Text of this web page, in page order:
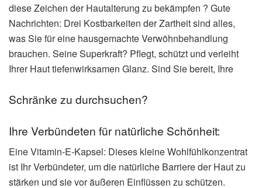
diese Zeichen der Hautalterung zu bekämpfen ? Gute
Nachrichten: Drei Kostbarkeiten der Zartheit sind alles,
was Sie für eine hausgemachte Verwöhnbehandlung
brauchen. Seine Superkraft? Pflegt, schützt und verleiht
Ihrer Haut tiefenwirksamen Glanz. Sind Sie bereit, Ihre
Schränke zu durchsuchen?
Ihre Verbündeten für natürliche Schönheit:
Eine Vitamin-E-Kapsel: Dieses kleine Wohlfühlkonzentrat
ist Ihr Verbündeter, um die natürliche Barriere der Haut zu
stärken und sie vor äußeren Einflüssen zu schützen.